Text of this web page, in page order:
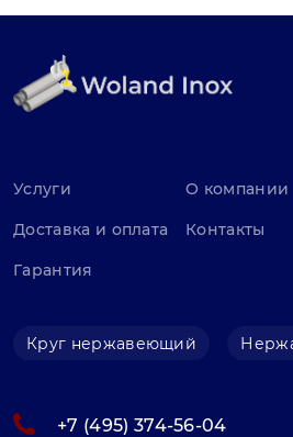
Услуги
Доставка и оплата
Гарантия
О компании
Контакты
Круг нержавеющий
+7 (495) 374-56-04